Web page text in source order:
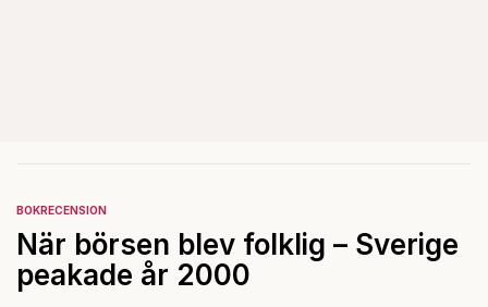
BOKRECENSION
När börsen blev folklig – Sverige
peakade år 2000